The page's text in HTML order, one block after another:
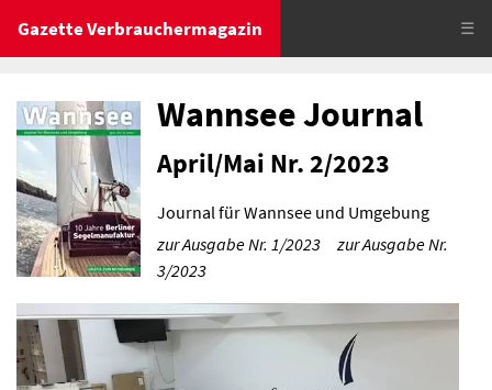
Gazette Verbrauchermagazin ☰
Wannsee Journal
April/Mai Nr. 2/2023
Journal für Wannsee und Umgebung
zur Ausgabe Nr. 1/2023
zur Ausgabe Nr.
3/2023